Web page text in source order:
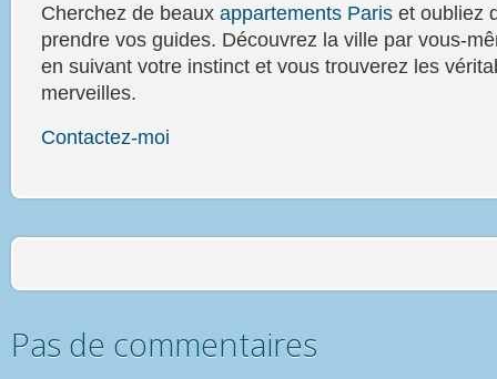
Cherchez de beaux appartements Paris et oubliez
prendre vos guides. Découvrez la ville par vous-
en suivant votre instinct et vous trouverez les
merveilles.
Contactez-moi
Pas de commentaires